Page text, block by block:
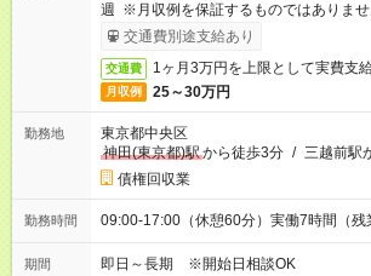
週 ※月収例を保証するものではありま
ービス利用可（利用条件有）
交通費別途支給あり
交通費 1ヶ月3万円を上限として実費支
月収例 25～30万円
勤務地
東京都中央区
神田(東京都)駅から徒歩3分 / 三越前駅
債権回収業
勤務時間 09:00-17:00（休憩60分）実働7時間（残
期間 即日～長期 ※開始日相談OK